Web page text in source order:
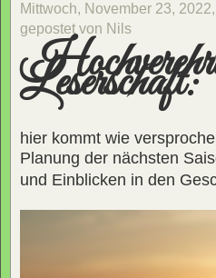
Mittwoch, November 23,
gepostet von Nils
Leserschaft:
hier kommt wie
Planung der nächsten
und Einblicken in den